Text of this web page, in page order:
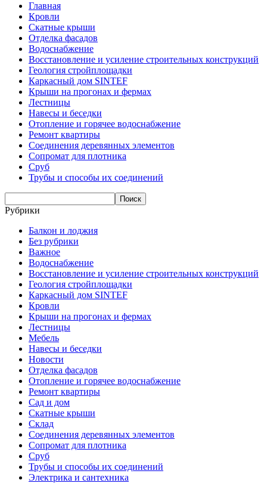
Главная
Кровли
Скатные крыши
Отделка фасадов
Водоснабжение
Восстановление и усиление строительных конструкций
Геология стройплощадки
Каркасный дом SINTEF
Крыши на прогонах и фермах
Лестницы
Навесы и беседки
Отопление и горячее водоснабжение
Ремонт квартиры
Соединения деревянных элементов
Сопромат для плотника
Сруб
Трубы и способы их соединений
Рубрики
Балкон и лоджия
Без рубрики
Важное
Водоснабжение
Восстановление и усиление строительных конструкций
Геология стройплощадки
Каркасный дом SINTEF
Кровли
Крыши на прогонах и фермах
Лестницы
Мебель
Навесы и беседки
Новости
Отделка фасадов
Отопление и горячее водоснабжение
Ремонт квартиры
Сад и дом
Скатные крыши
Склад
Соединения деревянных элементов
Сопромат для плотника
Сруб
Трубы и способы их соединений
Электрика и сантехника